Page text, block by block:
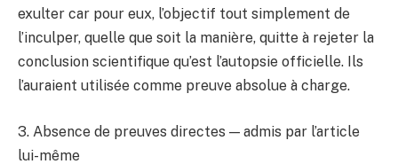
exulter car pour eux, l’objectif tout simplement de
l’inculper, quelle que soit la manière, quitte à rejeter la
conclusion scientifique qu’est l’autopsie officielle. Ils
l’auraient utilisée comme preuve absolue à charge.
3. Absence de preuves directes — admis par l’article
lui-même